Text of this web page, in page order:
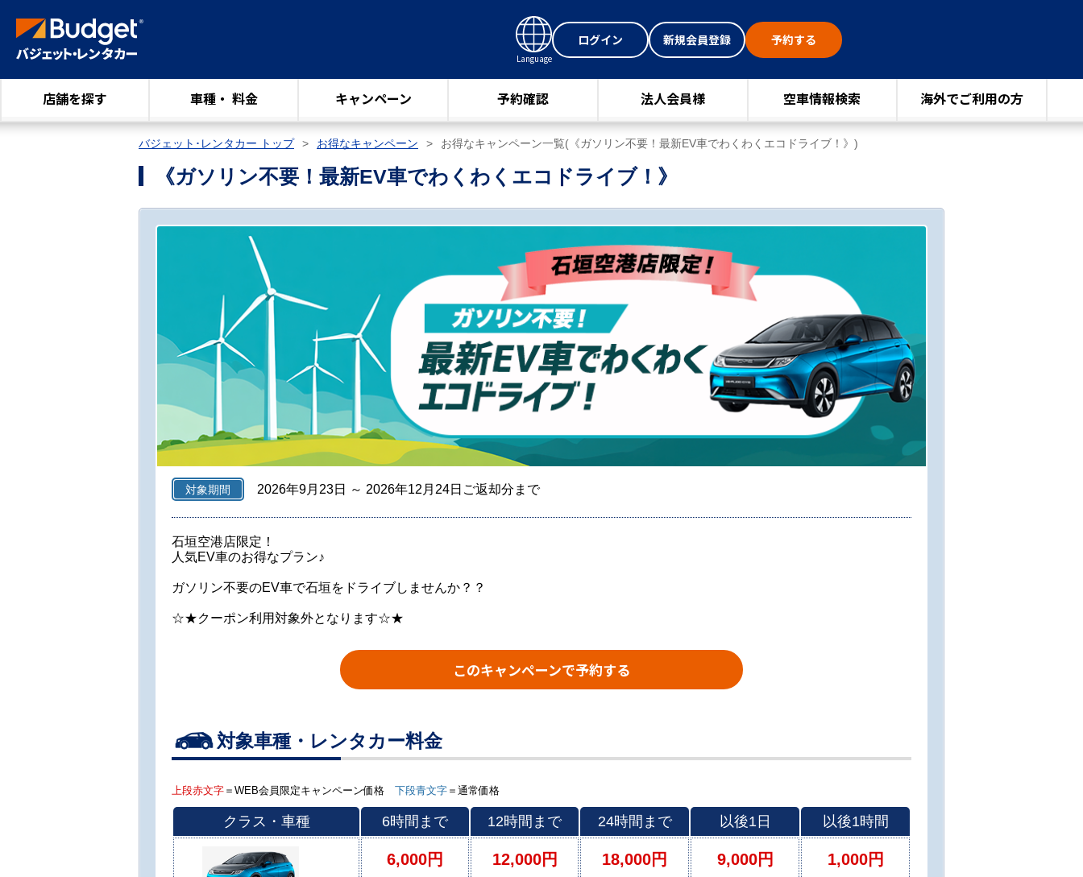
Language
ログイン 新規会員登録 予約する
店舗を探す 車種・ 料金 キャンペーン 予約確認 法人会員様 空車情報検索 海外でご利用の方
バジェット･レンタカー トップ お得なキャンペーン お得なキャンペーン一覧(《ガソリン不要！最新EV車でわくわくエコドライブ！》)
《ガソリン不要！最新EV車でわくわくエコドライブ！》
対象期間 2026年9月23日 ～ 2026年12月24日ご返却分まで
石垣空港店限定！
人気EV車のお得なプラン♪
ガソリン不要のEV車で石垣をドライブしませんか？？
☆★クーポン利用対象外となります☆★
このキャンペーンで予約する
対象車種・レンタカー料金
上段赤文字 ＝WEB会員限定キャンペーン価格 下段青文字 ＝通常価格
クラス・車種 6時間まで 12時間まで 24時間まで 以後1日 以後1時間
6,000円
12,000円
18,000円
9,000円
1,000円